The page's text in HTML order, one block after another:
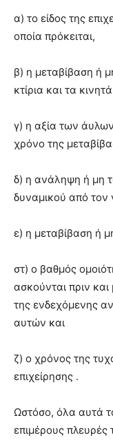
α) το είδος της
οποία πρόκειται,
β) η μεταβίβαση ή
κτίρια και τα
γ) η αξία των
χρόνο της
δ) η ανάληψη ή μη
δυναμικού από τον
ε) η μεταβίβαση ή
στ) ο βαθμός
ασκούνται πριν
της ενδεχόμενης
αυτών και
ζ) ο χρόνος της
επιχείρησης .
Ωστόσο, όλα αυτά
επιμέρους πλευρές